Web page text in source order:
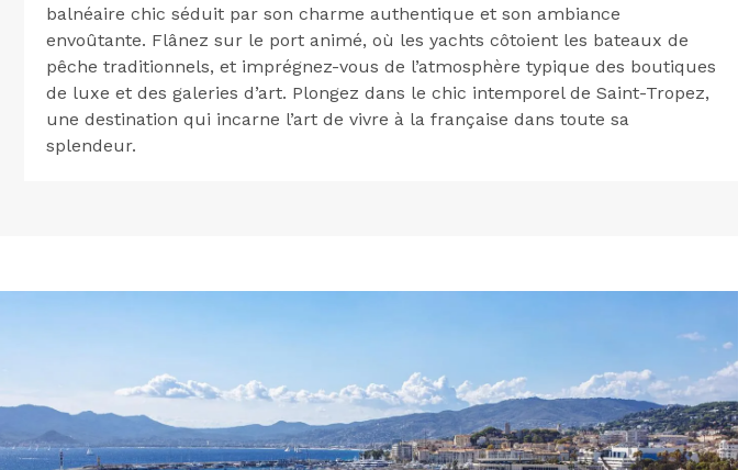
balnéaire chic séduit par son charme authentique et son ambiance
envoûtante. Flânez sur le port animé, où les yachts côtoient les bateaux de
pêche traditionnels, et imprégnez-vous de l’atmosphère typique des boutiques
de luxe et des galeries d’art. Plongez dans le chic intemporel de Saint-Tropez,
une destination qui incarne l’art de vivre à la française dans toute sa
splendeur.